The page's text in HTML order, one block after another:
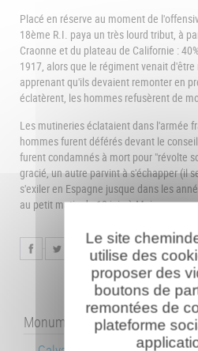
Placé en réserve au moment de
18ème R.I. paya un très lourd tribut, à
Craonne et du plateau de Californie :
1917, alors que le régiment venait
apprenant qu'ils devaient remonter en
éclatèrent, les hommes refusèrent de
Les mutineries éclataient dans l'armée
hommes furent déférés devant le
furent condamnés à mort pour "révolte
gracié, un autre parvint à s'échapper (il
s'exiler en Espagne jusque dans les
au petit matin du 12 juin à Maizy.
Monuments collectifs
Le site
utilise des
proposer des
boutons de
remontées de
plateforme